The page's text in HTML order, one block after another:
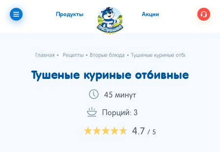
Продукты Акции
Главная Рецепты Вторые блюда Тушеные куриные отбивные
Тушеные куриные отбивные
45 минут
Порций: 3
4.7 / 5